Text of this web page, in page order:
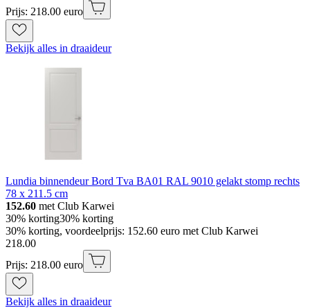
Prijs: 218.00 euro
Bekijk alles in draaideur
Lundia binnendeur Bord Tva BA01 RAL 9010 gelakt stomp rechts
78 x 211.5 cm
152.60 met Club Karwei
30% korting30% korting
30% korting, voordeelprijs: 152.60 euro met Club Karwei
218.00
Prijs: 218.00 euro
Bekijk alles in draaideur